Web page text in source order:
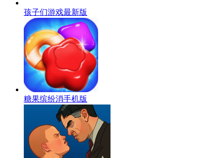
孩子们游戏最新版
糖果缤纷消手机版